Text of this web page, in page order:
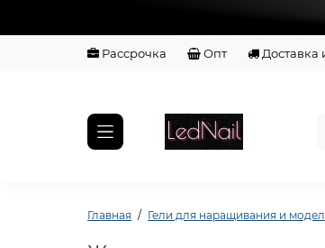
Рассрочка Опт Доставка
Главная Гели для наращивания и